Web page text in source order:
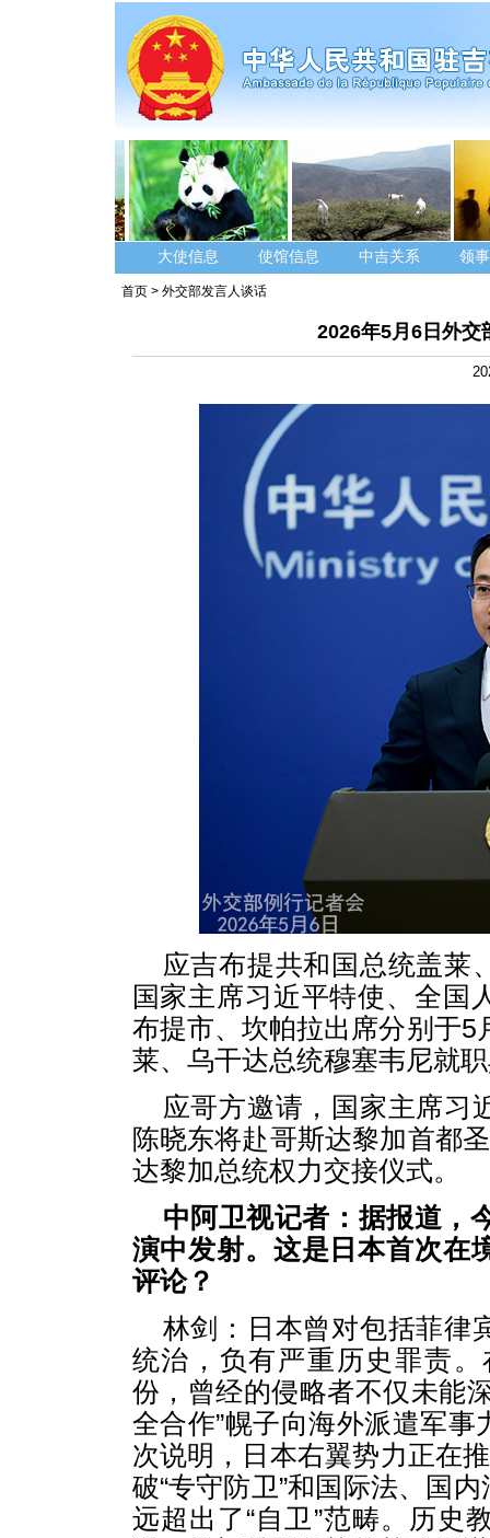
大使信息 使馆信息 中吉关系 领
首页 > 外交部发言人谈话
2026年5月6日外交
应吉布提共和国总统盖莱
国家主席习近平特使、全国
布提市、坎帕拉出席分别于
莱、乌干达总统穆塞韦尼就
应哥方邀请，国家主席习
陈晓东将赴哥斯达黎加首都
达黎加总统权力交接仪式。
中阿卫视记者：据报道，
演中发射。这是日本首次在
评论？
林剑：日本曾对包括菲律
统治，负有严重历史罪责
份，曾经的侵略者不仅未能
全合作”幌子向海外派遣军
次说明，日本右翼势力正在
破“专守防卫”和国际法、国
远超出了“自卫”范畴。历史